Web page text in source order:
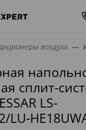
воздуха
сплит-
LS-
LU-